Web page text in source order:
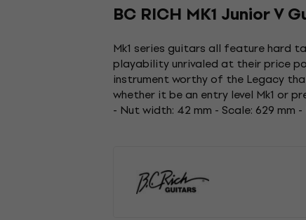
BC RICH MK1 Junior V
Mk1 series guitars all feature hard
playability unrivaled at their price
instrument worthy of the Legacy
whether it be an entry level Mk1 or
- Nut width: 42 mm - Scale: 629 mm